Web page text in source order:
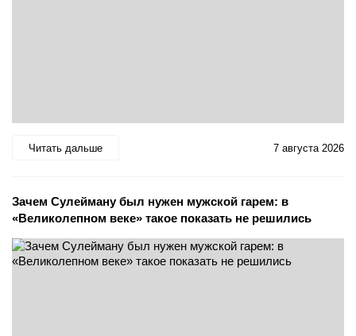
Читать дальше 7 августа 2026
Зачем Сулейману был нужен мужской гарем: в
«Великолепном веке» такое показать не решились